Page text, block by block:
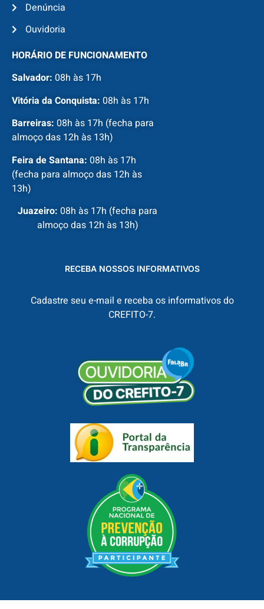
Denúncia
Ouvidoria
HORÁRIO DE FUNCIONAMENTO
Salvador: 08h às 17h
Vitória da Conquista: 08h às 17h
Barreiras: 08h às 17h (fecha para
almoço das 12h às 13h)
Feira de Santana: 08h às 17h
(fecha para almoço das 12h às
13h)
Juazeiro: 08h às 17h (fecha para
almoço das 12h às 13h)
RECEBA NOSSOS INFORMATIVOS
Cadastre seu e-mail e receba os informativos do
CREFITO-7.